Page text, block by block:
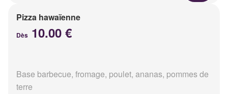
Pizza hawaïenne
Dès 10.00 €
Base barbecue, fromage, poulet, ananas, pommes de
terre